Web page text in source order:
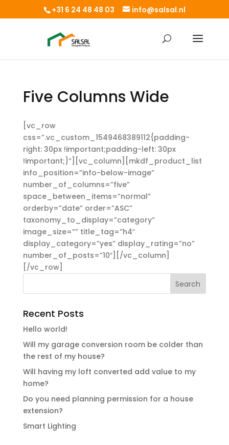
+31 6 24 48 48 03 info@salsal.nl
Five Columns Wide
[vc_row
css=”.vc_custom_1549468389112{padding-
right: 30px !important;padding-left: 30px
!important;}”][vc_column][mkdf_product_list
info_position=”info-below-image”
number_of_columns=”five”
space_between_items=”normal”
orderby=”date” order=”ASC”
taxonomy_to_display=”category”
image_size=”” title_tag=”h4″
display_category=”yes” display_rating=”no”
number_of_posts=”10″][/vc_column]
[/vc_row]
Recent Posts
Hello world!
Will my garage conversion room be colder than
the rest of my house?
Will having my loft converted add value to my
home?
Do you need planning permission for a house
extension?
Smart Lighting